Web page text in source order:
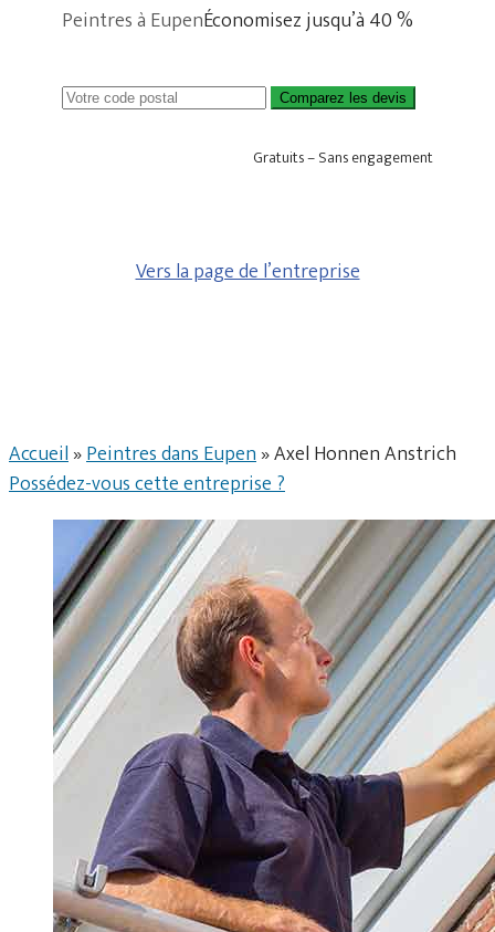
Peintres à EupenÉconomisez jusqu’à 40 %
Comparez les devis
Gratuits – Sans engagement
Vers la page de l’entreprise
Accueil»Peintres dans Eupen»Axel Honnen Anstrich
Possédez-vous cette entreprise ?